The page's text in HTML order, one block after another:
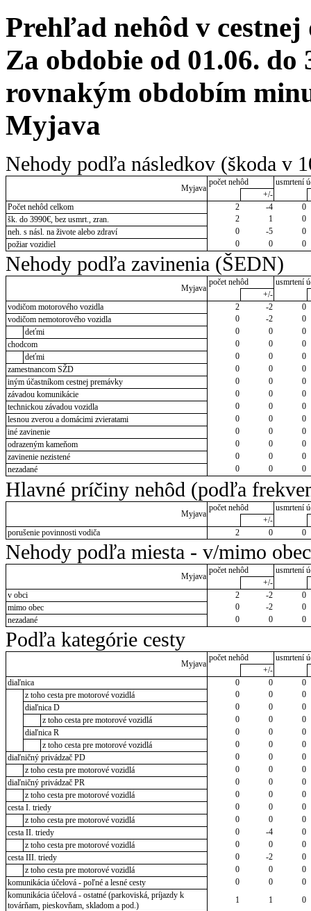
Prehľad nehôd v cestnej
Za obdobie od 01.06. do
rovnakým obdobím
Myjava
Nehody podľa následkov (škoda v
Myjava
počet nehôd
usmrtení
+/-
Počet nehôd celkom
2 -4
0
šk. do 3990€, bez usmrt., zran.
2 1
0
neh. s násl. na živote alebo zdraví
0 -5
0
požiar vozidiel
0 0 0
Nehody podľa zavinenia (ŠEDN)
Myjava
počet nehôd
usmrtení
+/-
vodičom motorového vozidla
2 -2
0
vodičom nemotorového vozidla
0 -2
0
deťmi
0 0
0
chodcom
0 0
0
deťmi
0 0
0
zamestnancom SŽD
0 0
0
iným účastníkom cestnej premávky
0 0
0
závadou komunikácie
0 0
0
technickou závadou vozidla
0 0
0
lesnou zverou a domácimi zvieratami
0 0
0
iné zavinenie
0 0
0
odrazeným kameňom
0 0
0
zavinenie nezistené
0 0
0
nezadané
0 0 0
Hlavné príčiny nehôd (podľa
Myjava
počet nehôd
usmrtení
+/-
porušenie povinnosti vodiča
2 0 0
Nehody podľa miesta - v/mimo obec
Myjava
počet nehôd
usmrtení
+/-
v obci
2 -2
0
mimo obec
0 -2
0
nezadané
0 0 0
Podľa kategórie cesty
Myjava
počet nehôd
usmrtení
+/-
diaľnica
0 0
0
z toho cesta pre motorové vozidlá
0 0
0
diaľnica D
0 0
0
z toho cesta pre motorové vozidlá
0 0
0
diaľnica R
0 0
0
z toho cesta pre motorové vozidlá
0 0
0
diaľničný privádzač PD
0 0
0
z toho cesta pre motorové vozidlá
0 0
0
diaľničný privádzač PR
0 0
0
z toho cesta pre motorové vozidlá
0 0
0
cesta I. triedy
0 0
0
z toho cesta pre motorové vozidlá
0 0
0
cesta II. triedy
0 -4
0
z toho cesta pre motorové vozidlá
0 0
0
cesta III. triedy
0 -2
0
z toho cesta pre motorové vozidlá
0 0
0
komunikácia účelová - poľné a lesné cesty
0 0
0
komunikácia účelová - ostatné (parkoviská, príjazdy k
továrňam, pieskovňam, skladom a pod.)
1 1
0